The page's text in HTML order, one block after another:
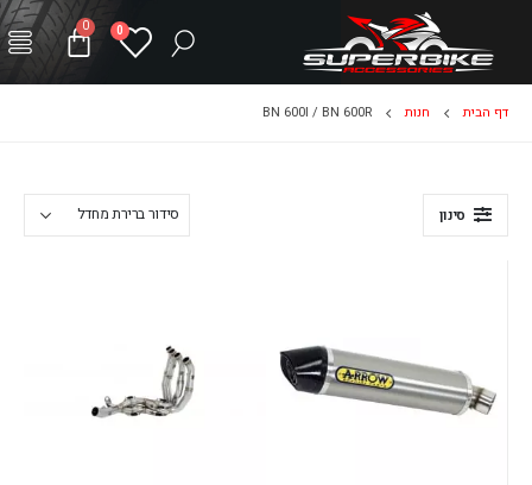
0
0
דף הבית חנות BN 600I / BN 600R
סינון